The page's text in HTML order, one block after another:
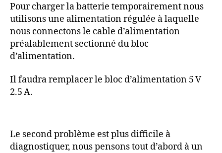
Pour charger la batterie temporairement nous
utilisons une alimentation régulée à laquelle
nous connectons le cable d’alimentation
préalablement sectionné du bloc
d’alimentation.
Il faudra remplacer le bloc d’alimentation 5 V
2.5 A.
Le second problème est plus difficile à
diagnostiquer, nous pensons tout d’abord à un